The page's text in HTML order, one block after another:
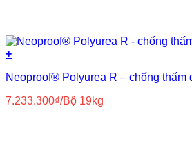
+
Neoproof® Polyurea R – chống thấm
7.233.300₫/Bộ 19kg